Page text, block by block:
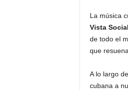
La música
Vista
de todo el
que
A lo largo
cubana a